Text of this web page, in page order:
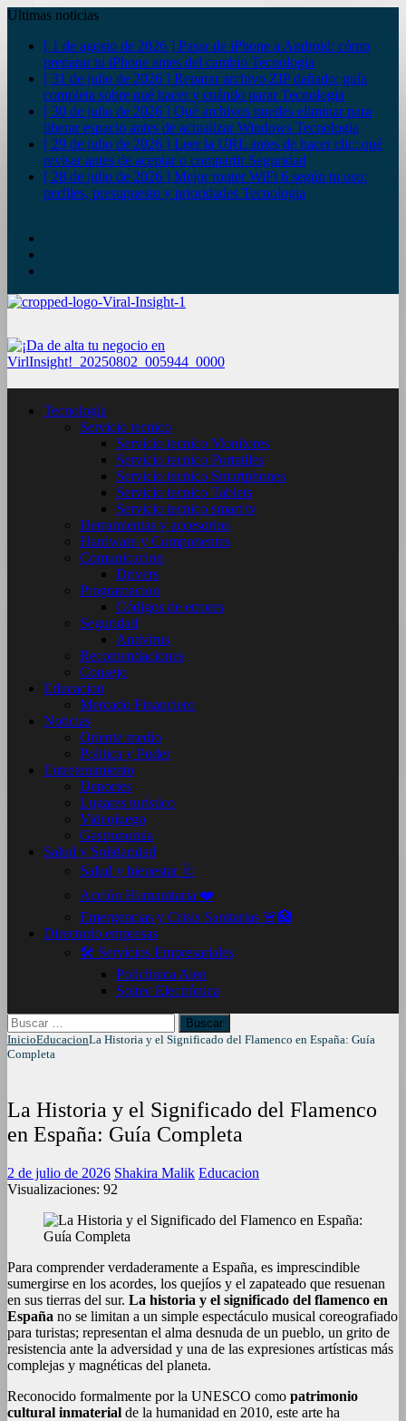
Ultimas noticias
[ 1 de agosto de 2026 ] Pasar de iPhone a Android: cómo
preparar tu iPhone antes del cambio Tecnologia
[ 31 de julio de 2026 ] Reparar archivo ZIP dañado: guía
completa sobre qué hacer y cuándo pararTecnologia
[ 30 de julio de 2026 ] Qué archivos puedes eliminar para
liberar espacio antes de actualizar Windows Tecnologia
[ 29 de julio de 2026 ] Leer la URL antes de hacer clic: qué
revisar antes de aceptar o compartir Seguridad
[ 28 de julio de 2026 ] Mejor router WiFi 6 según tu uso:
perfiles, presupuesto y prioridades Tecnologia
Tecnología
Servicio tecnico
Servicio tecnico Monitores
Servicio tecnico Portatiles
Servicio tecnico Smartphones
Servicio tecnico Tablets
Servicio tecnico smart tv
Herramientas y accesorios
Hardware y Componentes
Comunicacion
Drivers
Programacion
Códigos de errores
Seguridad
Antivirus
Recomendaciones
Consejo
Educacion
Mercado Financiero
Noticias
Oriente medio
Politica y Poder
Entretenimiento
Deportes
Lugares turístico
Videojuego
Gastronomia
Salud y Solidaridad
Salud y bienestar 🩺
Acción Humanitaria ❤️
Emergencias y Crisis Sanitarias 🚨🏥
Directorio empresas
🛠️ Servicios Empresariales
Policlinica Alen
Soltec Electrónica
Buscar:
InicioEducacionLa Historia y el Significado del Flamenco en España: Guía
Completa
La Historia y el Significado del Flamenco
en España: Guía Completa
2 de julio de 2026 Shakira Malik Educacion
Visualizaciones: 92
Para comprender verdaderamente a España, es imprescindible
sumergirse en los acordes, los quejíos y el zapateado que resuenan
en sus tierras del sur. La historia y el significado del flamenco en
España no se limitan a un simple espectáculo musical coreografiado
para turistas; representan el alma desnuda de un pueblo, un grito de
resistencia ante la adversidad y una de las expresiones artísticas más
complejas y magnéticas del planeta.
Reconocido formalmente por la UNESCO como patrimonio
cultural inmaterial de la humanidad en 2010, este arte ha